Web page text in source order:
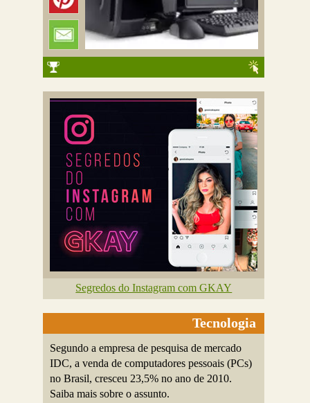
Segredos do Instagram com GKAY
Tecnologia
Segundo a empresa de pesquisa de mercado
IDC, a venda de computadores pessoais (PCs)
no Brasil, cresceu 23,5% no ano de 2010.
Saiba mais sobre o assunto.